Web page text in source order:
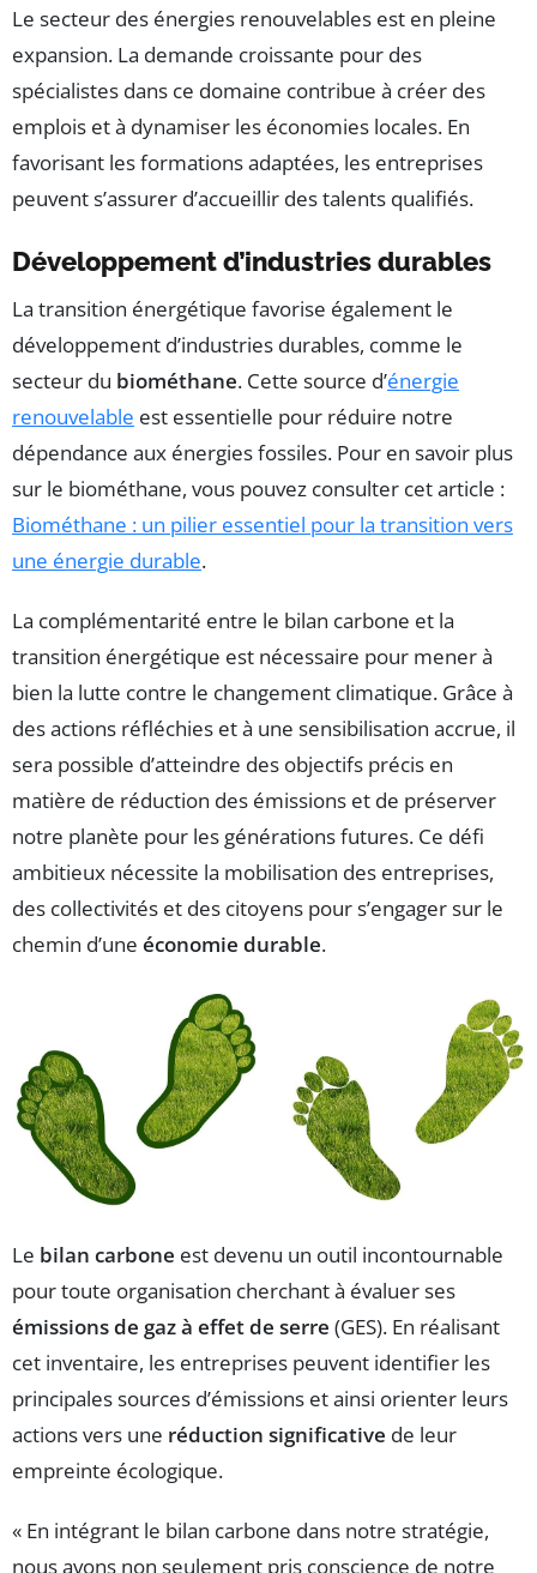
Le secteur des énergies renouvelables est en pleine
expansion. La demande croissante pour des
spécialistes dans ce domaine contribue à créer des
emplois et à dynamiser les économies locales. En
favorisant les formations adaptées, les entreprises
peuvent s’assurer d’accueillir des talents qualifiés.
Développement d’industries durables
La transition énergétique favorise également le
développement d’industries durables, comme le
secteur du biométhane. Cette source d’énergie
renouvelable est essentielle pour réduire notre
dépendance aux énergies fossiles. Pour en savoir plus
sur le biométhane, vous pouvez consulter cet article :
Biométhane : un pilier essentiel pour la transition vers
une énergie durable.
La complémentarité entre le bilan carbone et la
transition énergétique est nécessaire pour mener à
bien la lutte contre le changement climatique. Grâce à
des actions réfléchies et à une sensibilisation accrue, il
sera possible d’atteindre des objectifs précis en
matière de réduction des émissions et de préserver
notre planète pour les générations futures. Ce défi
ambitieux nécessite la mobilisation des entreprises,
des collectivités et des citoyens pour s’engager sur le
chemin d’une économie durable.
Le bilan carbone est devenu un outil incontournable
pour toute organisation cherchant à évaluer ses
émissions de gaz à effet de serre (GES). En réalisant
cet inventaire, les entreprises peuvent identifier les
principales sources d’émissions et ainsi orienter leurs
actions vers une réduction significative de leur
empreinte écologique.
« En intégrant le bilan carbone dans notre stratégie,
nous avons non seulement pris conscience de notre